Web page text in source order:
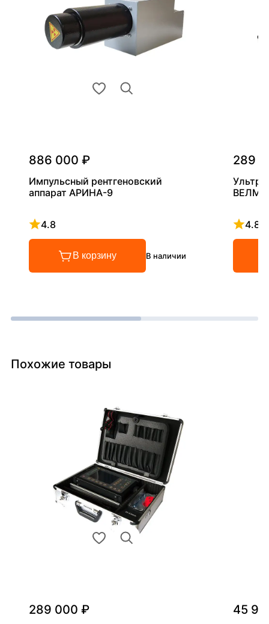
886 000 ₽
Импульсный рентгеновский
аппарат АРИНА-9
4.8
Рейтинг 4.8 из 5
В корзину В наличии
289
4.8
Похожие товары
289 000 ₽ 45